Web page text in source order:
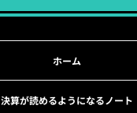
ホーム
決算が読めるようになるノート